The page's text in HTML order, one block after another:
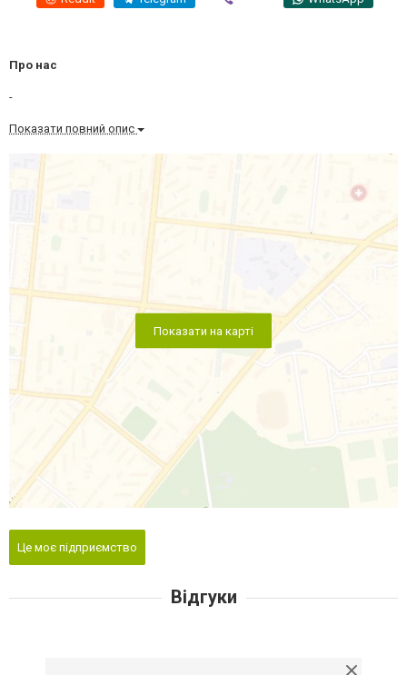
Про нас
-
Показати повний опис
Показати на карті
Це моє підприємство
Відгуки